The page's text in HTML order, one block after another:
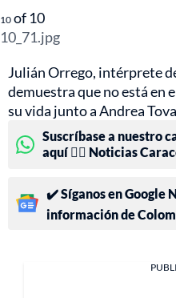
10 of 10
10_71.jpg
Julián Orrego, intérprete
demuestra que no está en
su vida junto a Andrea
Suscríbase a nuestro
aquí 👉🏻 Noticias
✔️ Síganos en Google
información de